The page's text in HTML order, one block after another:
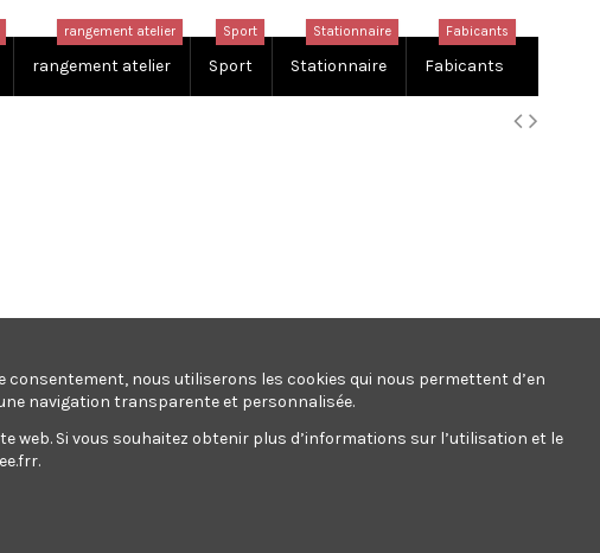
rangement atelier
rangement atelier
Sport
Sport
Stationnaire
Stationnaire
Fabicants
Fabicants
consentement, nous utiliserons les cookies qui nous permettent d’en
navigation transparente et personnalisée.
Si vous souhaitez obtenir plus d’informations sur l’utilisation et le
.